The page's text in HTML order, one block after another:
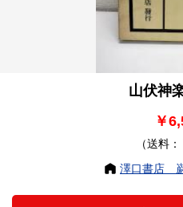
山伏神
￥
（送料
澤口書店